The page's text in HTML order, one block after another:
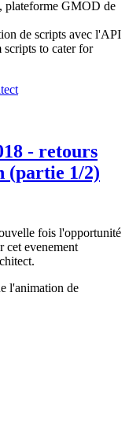
plateforme GMOD de
de scripts avec l'API
to cater for
- retours
(partie 1/2)
fois l'opportunité
cet evenement
l'animation de